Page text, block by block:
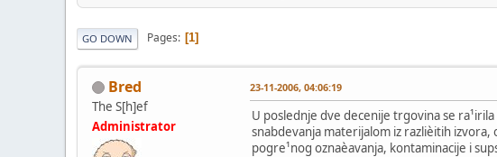
GO DOWN Pages 1
Bred
The S[h]ef
Administrator
23-11-2006, 04:06:19
U poslednje dve decenije trgovina se
snabdevanja materijalom iz razlièitih
pogre¹nog oznaèavanja, kontaminacije i